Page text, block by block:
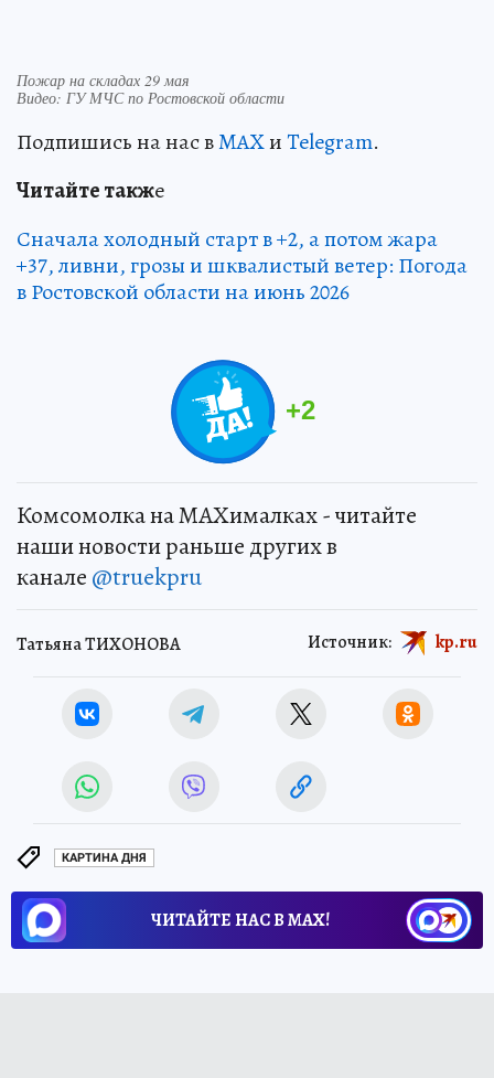
Пожар на складах 29 мая
Видео: ГУ МЧС по Ростовской области
Подпишись на нас вMAXиTelegram.
Читайтетакже
Сначала холодный старт в +2, а потом жара
+37, ливни, грозы и шквалистый ветер: Погода
в Ростовской области на июнь 2026
+2
Комсомолка на MAXималках - читайте
наши новости раньше других в
канале @truekpru
Татьяна ТИХОНОВА Источник: kp.ru
КАРТИНА ДНЯ
ЧИТАЙТЕ НАС В МАХ!